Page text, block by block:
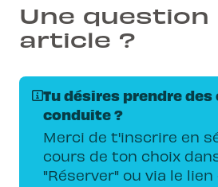
Une
article ?
Tu désires prendre des
conduite ?
Merci de t'inscrire en
cours de ton choix
"Réserver" ou via le